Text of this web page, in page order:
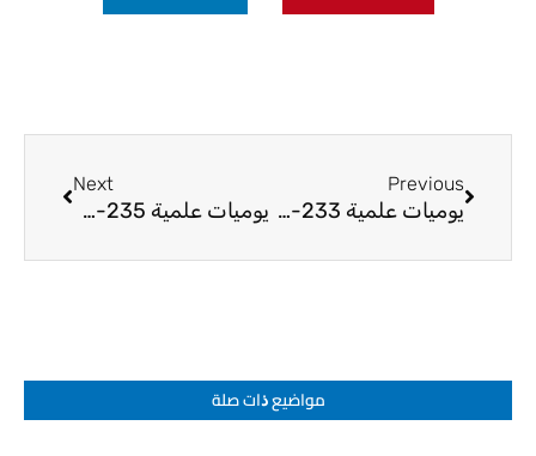
Previous
يوميات علمية 233-24
Next
يوميات علمية 235-24
مواضيع ﺫات صلة